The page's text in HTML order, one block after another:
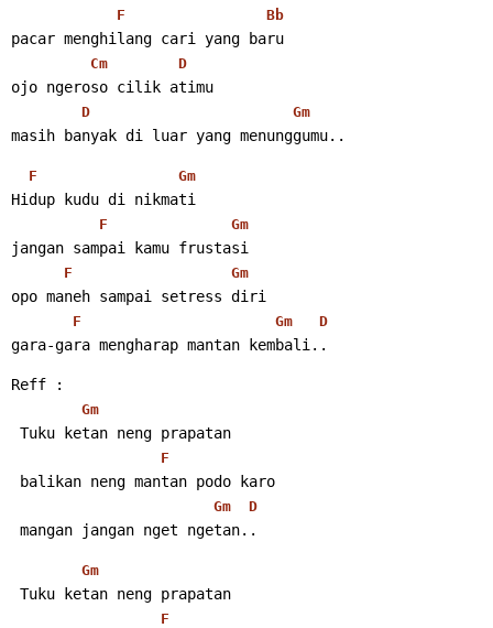
F Bb
pacar menghilang cari yang baru
Cm D
ojo ngeroso cilik atimu
D Gm
masih banyak di luar yang menunggumu..
F Gm
Hidup kudu di nikmati
F Gm
jangan sampai kamu frustasi
F Gm
opo maneh sampai setress diri
F Gm D
gara-gara mengharap mantan kembali..
Reff :
Gm
Tuku ketan neng prapatan
F
balikan neng mantan podo karo
Gm D
mangan jangan nget ngetan..
Gm
Tuku ketan neng prapatan
F